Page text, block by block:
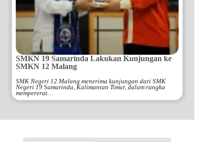
SMKN 19 Samarinda Lakukan Kunjungan ke
SMKN 12 Malang
SMK Negeri 12 Malang menerima kunjungan dari SMK
Negeri 19 Samarinda, Kalimantan Timur, dalam rangka
mempererat…